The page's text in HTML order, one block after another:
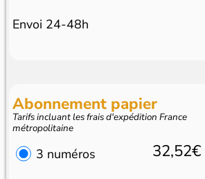
Envoi 24-48h
Abonnement papier
Tarifs incluant les frais d'expédition France
métropolitaine
3 numéros 32,52€